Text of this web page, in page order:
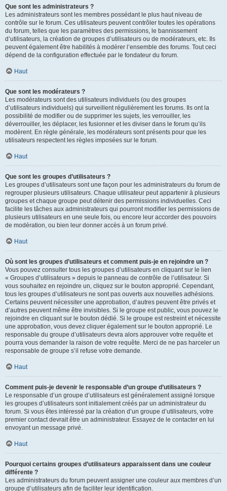
Que sont les administrateurs ?
Les administrateurs sont les membres possédant le plus haut niveau de
contrôle sur le forum. Ces utilisateurs peuvent contrôler toutes les opérations
du forum, telles que les paramètres des permissions, le bannissement
d’utilisateurs, la création de groupes d’utilisateurs ou de modérateurs, etc. Ils
peuvent également être habilités à modérer l’ensemble des forums. Tout ceci
dépend de la configuration effectuée par le fondateur du forum.
Haut
Que sont les modérateurs ?
Les modérateurs sont des utilisateurs individuels (ou des groupes
d’utilisateurs individuels) qui surveillent régulièrement les forums. Ils ont la
possibilité de modifier ou de supprimer les sujets, les verrouiller, les
déverrouiller, les déplacer, les fusionner et les diviser dans le forum qu’ils
modèrent. En règle générale, les modérateurs sont présents pour que les
utilisateurs respectent les règles imposées sur le forum.
Haut
Que sont les groupes d’utilisateurs ?
Les groupes d’utilisateurs sont une façon pour les administrateurs du forum de
regrouper plusieurs utilisateurs. Chaque utilisateur peut appartenir à plusieurs
groupes et chaque groupe peut détenir des permissions individuelles. Ceci
facilite les tâches aux administrateurs qui pourront modifier les permissions de
plusieurs utilisateurs en une seule fois, ou encore leur accorder des pouvoirs
de modération, ou bien leur donner accès à un forum privé.
Haut
Où sont les groupes d’utilisateurs et comment puis-je en rejoindre un ?
Vous pouvez consulter tous les groupes d’utilisateurs en cliquant sur le lien
« Groupes d’utilisateurs » depuis le panneau de contrôle de l’utilisateur. Si
vous souhaitez en rejoindre un, cliquez sur le bouton approprié. Cependant,
tous les groupes d’utilisateurs ne sont pas ouverts aux nouvelles adhésions.
Certains peuvent nécessiter une approbation, d’autres peuvent être privés et
d’autres peuvent même être invisibles. Si le groupe est public, vous pouvez le
rejoindre en cliquant sur le bouton dédié. Si le groupe est restreint et nécessite
une approbation, vous devez cliquer également sur le bouton approprié. Le
responsable du groupe d’utilisateurs devra alors approuver votre requête et
pourra vous demander la raison de votre requête. Merci de ne pas harceler un
responsable de groupe s’il refuse votre demande.
Haut
Comment puis-je devenir le responsable d’un groupe d’utilisateurs ?
Le responsable d’un groupe d’utilisateurs est généralement assigné lorsque
les groupes d’utilisateurs sont initialement créés par un administrateur du
forum. Si vous êtes intéressé par la création d’un groupe d’utilisateurs, votre
premier contact devrait être un administrateur. Essayez de le contacter en lui
envoyant un message privé.
Haut
Pourquoi certains groupes d’utilisateurs apparaissent dans une couleur
différente ?
Les administrateurs du forum peuvent assigner une couleur aux membres d’un
groupe d’utilisateurs afin de faciliter leur identification.